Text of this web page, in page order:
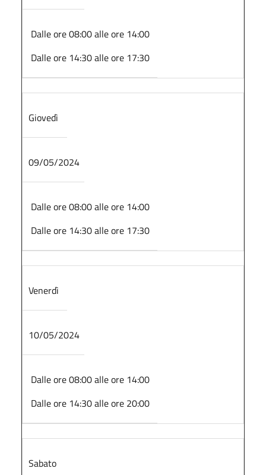
Dalle ore 08:00 alle ore 14:00
Dalle ore 14:30 alle ore 17:30
Giovedì
09/05/2024
Dalle ore 08:00 alle ore 14:00
Dalle ore 14:30 alle ore 17:30
Venerdì
10/05/2024
Dalle ore 08:00 alle ore 14:00
Dalle ore 14:30 alle ore 20:00
Sabato